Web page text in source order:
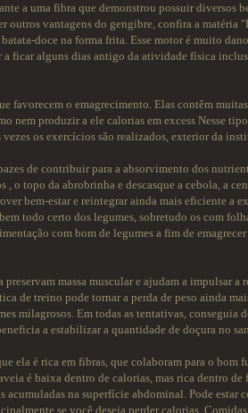
a uma fibra que demonstrou possuir diversos
outros vantagens do gengibre, confira a matéria
doce na forma frita. Esse motor é muito
ficar alguns dias antigo da atividade física
favorecem o emagrecimento. Elas contêm
nem produzir a ele calorias em excess Nesse
os exercícios são realizados, exterior da
de contribuir para a absorvimento dos
, o topo da abrobrinha e descasque a cebola, a
bem-estar e reintegrar ainda mais eficiente a
todo certo dos legumes, sobretudo os com
com bom de legumes a fim de
massa muscular e ajudam a impulsar a
de treino pode tornar a perda de peso ainda
milagrosos. Em todas as tentativas,
a estabilizar a quantidade de doçura no
ela é rica em fibras, que colaboram para o
é baixa dentro de calorias, mas rica dentro
acumuladas na superfície abdominal. Pode
se você deseja perder calorias.